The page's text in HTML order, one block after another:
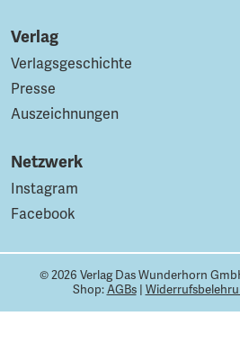
Verlag
Verlagsgeschichte
Presse
Auszeichnungen
Netzwerk
Instagram
Facebook
© 2026 Verlag Das Wunderhorn
Shop:AGBs|